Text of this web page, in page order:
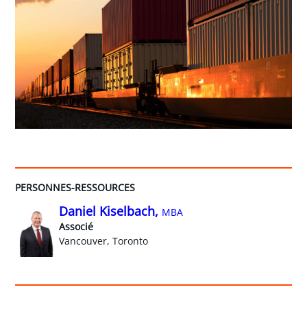
PERSONNES-RESSOURCES
Daniel Kiselbach, MBA
Associé
Vancouver, Toronto